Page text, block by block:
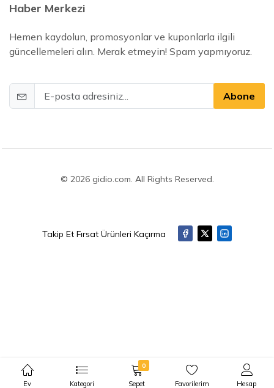
Haber Merkezi
Hemen kaydolun, promosyonlar ve kuponlarla ilgili
güncellemeleri alın. Merak etmeyin! Spam yapmıyoruz.
Abone
© 2026 gidio.com. All Rights Reserved.
Takip Et Fırsat Ürünleri Kaçırma
Ev Kategori
0
Sepet Favorilerim Hesap